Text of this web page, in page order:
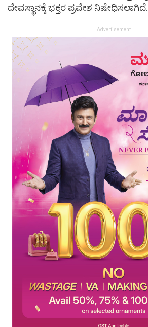
ದೇವಸ್ಥಾನಕ್ಕೆ ಭಕ್ತರ ಪ್ರವೇಶ ನಿಷೇಧಿಸಲಾಗಿದೆ.
Advertisement